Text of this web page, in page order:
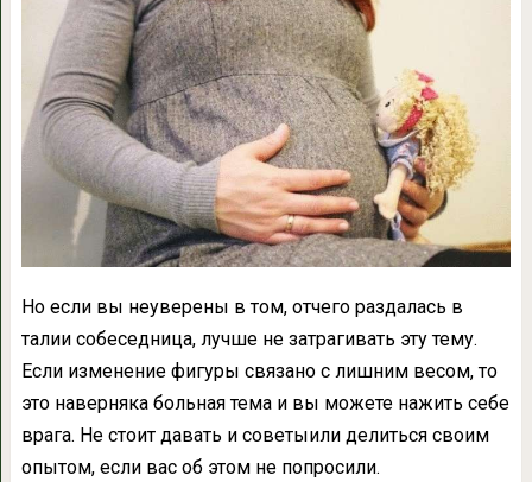
Но если вы неуверены в том, отчего раздалась в
талии собеседница, лучше не затрагивать эту тему.
Если изменение фигуры связано с лишним весом, то
это наверняка больная тема и вы можете нажить себе
врага. Не стоит давать и советыили делиться своим
опытом, если вас об этом не попросили.